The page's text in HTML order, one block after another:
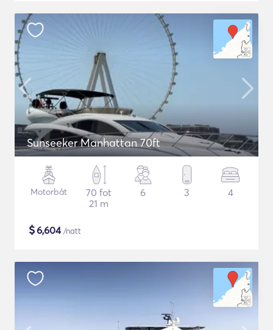
Sunseeker Manhattan 70ft
Motorbåt
70 fot
21 m
6 3 4
$6,604/natt